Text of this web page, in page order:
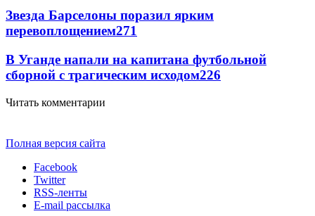
Звезда Барселоны поразил ярким
перевоплощением271
В Уганде напали на капитана футбольной
сборной с трагическим исходом226
Читать комментарии
Полная версия сайта
Facebook
Twitter
RSS-ленты
E-mail рассылка